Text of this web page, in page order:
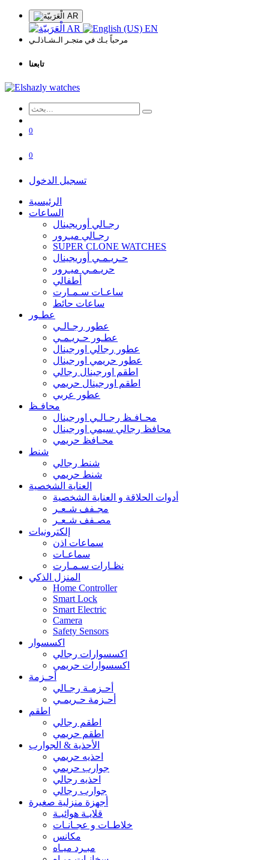
AR
AR EN
مرحباً بـك في متجـر الـشـاذلـي
تابعنا
0
0
تسجيل الدخول
الرئيسية
الساعات
رجـالي أوريجينال
رجـالي ميـرور
SUPER CLONE WATCHES
حـريـمـي أوريجينال
حريـمـي ميـرور
أطفالي
ساعـات سـمـارت
ساعات حائط
عطـور
عطور رجـالـي
عطـور حـريـمـي
عطور رجالي اورجينال
عطور حريمي اورجينال
اطقم اورجينال رجالي
اطقم اورجينال حريمي
عطور عربي
محافـظ
محـافـظ رجـالـي اورجينال
محافظ رجالي سيمي اورجينال
محـافظ حريمي
شنط
شنط رجالي
شنط حريمي
العناية الشخصية
أدوات الحلاقة و العناية الشخصية
مجـفف شـعـر
مصـفف شـعـر
إلكترونيات
سماعات اذن
سماعـات
نظـارات سـمـارت
المنزل الذكي
Home Controller
Smart Lock
Smart Electric
Camera
Safety Sensors
اكسسوار
اكسسوارات رجالي
اكسسوارات حريمي
أحـزمة
أحـزمـة رجـالي
أحـزمة حـريمـي
اطقم
اطقم رجالي
اطقم حريمي
الأحذية & الجوارب
احذيه حريمي
جوارب حريمي
احذيه رجالي
جوارب رجالي
أجهزة منزلية صغيرة
قلايـة هوائيـة
خلاطـات و عجـانـات
مكانس
مبـرد ميـاه